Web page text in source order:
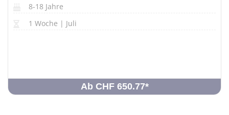
8-18 Jahre
1 Woche | Juli
Ab CHF 650.77*